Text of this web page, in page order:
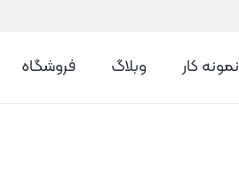
نمونه کار وبلاگ فروشگاه